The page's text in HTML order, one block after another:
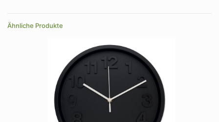
Ähnliche Produkte